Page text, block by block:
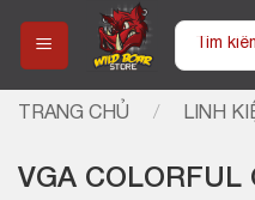
content
Tìm
TRANG CHỦ / LINH
VGA COLORFUL